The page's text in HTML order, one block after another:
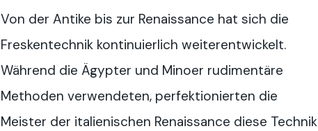
Von der Antike bis zur Renaissance hat sich die
Freskentechnik kontinuierlich weiterentwickelt.
Während die Ägypter und Minoer rudimentäre
Methoden verwendeten, perfektionierten die
Meister der italienischen Renaissance diese Technik